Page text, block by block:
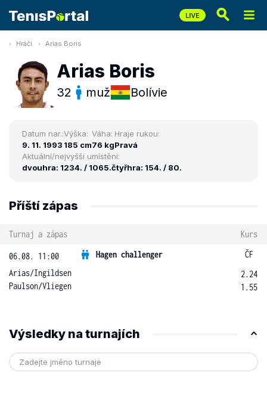
Hráči Arias Boris
Arias Boris
32 muž Bolívie
Datum nar.:
9. 11. 1993
Výška:
185 cm
Váha:
76 kg
Hraje rukou:
Pravá
Aktuální/nejvyšší umístění:
dvouhra: 1234. / 1065.čtyřhra: 154. / 80.
Příští zápas
Turnaj a zápas Kurs
06.08. 11:00 Hagen challenger
ČF
Arias/Ingildsen
Paulson/Vliegen
2.24
1.55
Výsledky na turnajích